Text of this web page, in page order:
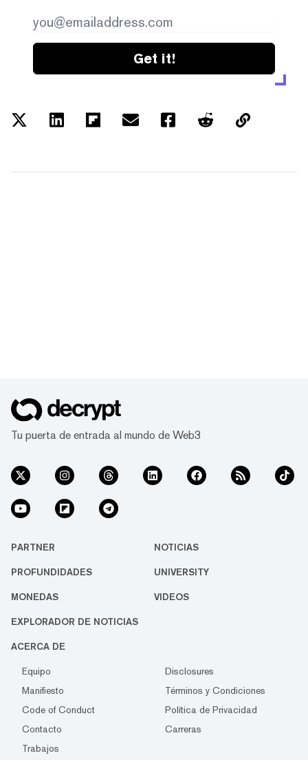
Get it!
Tu puerta de entrada al mundo de Web3
PARTNER NOTICIAS
PROFUNDIDADES UNIVERSITY
MONEDAS VIDEOS
EXPLORADOR DE NOTICIAS
ACERCA DE
Equipo
Disclosures
Manifiesto
Términos y Condiciones
Code of Conduct
Política de Privacidad
Contacto
Carreras
Trabajos